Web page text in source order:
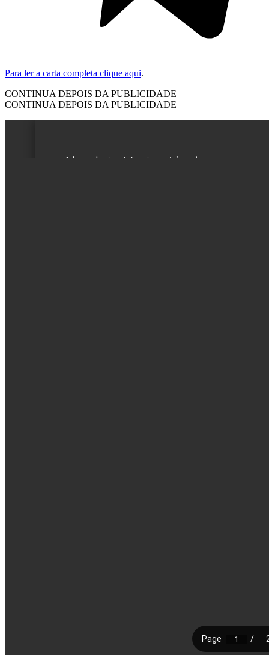
Para ler a carta completa clique aqui.
CONTINUA DEPOIS DA PUBLICIDADE
CONTINUA DEPOIS DA PUBLICIDADE